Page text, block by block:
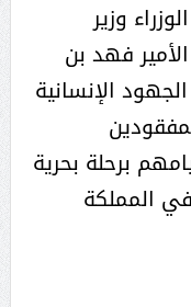
وزير
فهد بن
الإنسانية
برحلة بحرية
المملكة